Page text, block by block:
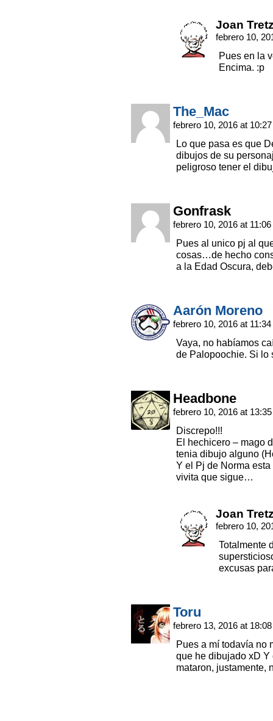
Joan
febrero 10,
Pues en la
Encima. :p
The_Mac
febrero 10, 2016 at
Lo que pasa es que
dibujos de su
peligroso tener el
Gonfrask
febrero 10, 2016 at 11:06
Pues al unico pj al
cosas…de hecho
a la Edad Oscura,
Aarón Moreno
febrero 10, 2016 at 11:34
Vaya, no habíamos
de Palopoochie. Si lo
Headbone
febrero 10, 2016 at
Discrepo!!!
El hechicero – mago
tenia dibujo alguno
Y el Pj de Norma
vivita que sigue…
Joan
febrero 10,
Totalmente
excusas
Toru
febrero 13, 2016 at
Pues a mí todavía no
que he dibujado xD
mataron, justamente,